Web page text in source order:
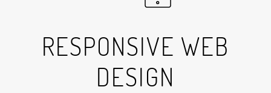
RESPONSIVE WEB
DESIGN